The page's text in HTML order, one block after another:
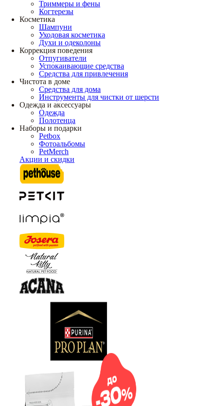
Триммеры и фены
Когтерезы
Косметика
Шампуни
Уходовая косметика
Духи и одеколоны
Коррекция поведения
Отпугиватели
Успокаивающие средства
Средства для привлечения
Чистота в доме
Средства для дома
Инструменты для чистки от шерсти
Одежда и аксессуары
Одежда
Полотенца
Наборы и подарки
Petbox
Фотоальбомы
PetMerch
Акции и скидки